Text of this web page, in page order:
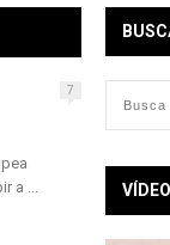
7
a ...